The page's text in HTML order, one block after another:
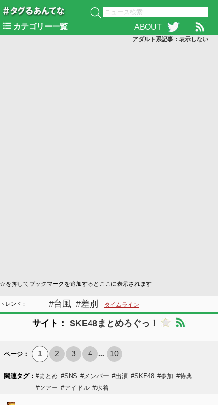
カテゴリー一覧 ABOUT
アダルト系記事：表示しない
☆を押してブックマークを追加するとここに表示されます
#台風 #差別 タイムライン
トレンド：
サイト： SKE48まとめろぐっ！
ページ： 1 2 3 4 ... 10
関連タグ： #まとめ #SNS #メンバー #出演 #SKE48 #参加 #特典
#ツアー #アイドル #水着